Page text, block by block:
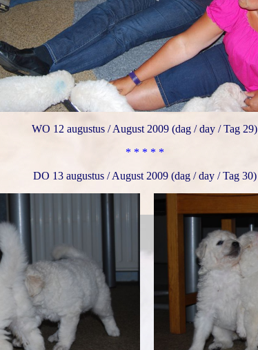
WO 12 augustus / August 2009 (dag / day / Tag 29)
* * * * *
DO 13 augustus / August 2009 (dag / day / Tag 30)